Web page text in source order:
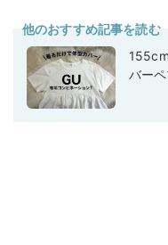
他のおすすめ記事を読む
バー